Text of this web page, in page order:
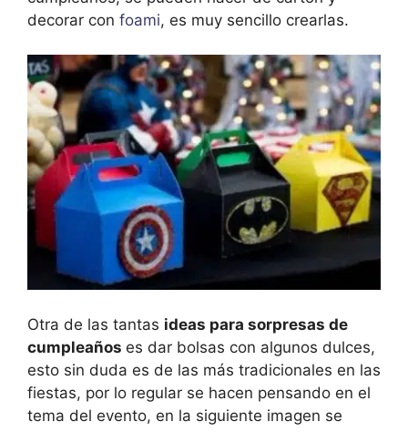
decorar con foami, es muy sencillo crearlas.
Otra de las tantas ideas para sorpresas de
cumpleaños es dar bolsas con algunos dulces,
esto sin duda es de las más tradicionales en las
fiestas, por lo regular se hacen pensando en el
tema del evento, en la siguiente imagen se